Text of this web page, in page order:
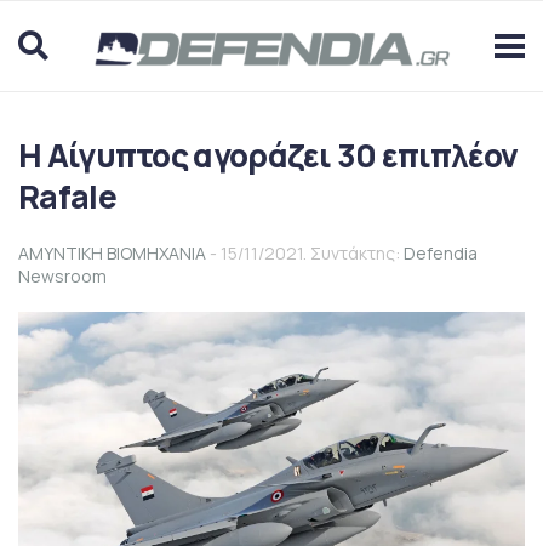
Η Αίγυπτος αγοράζει 30 επιπλέον
Rafale
ΑΜΥΝΤΙΚΗ ΒΙΟΜΗΧΑΝΙΑ - 15/11/2021. Συντάκτης: Defendia
Newsroom